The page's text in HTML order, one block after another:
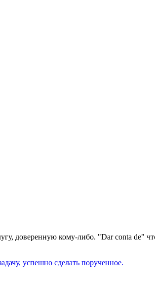
доверенную кому-либо. "Dar conta de"
успешно сделать порученное.